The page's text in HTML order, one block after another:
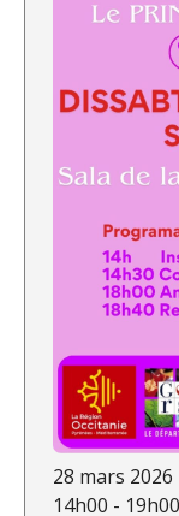
28 mars 2026
14h00 - 19h00